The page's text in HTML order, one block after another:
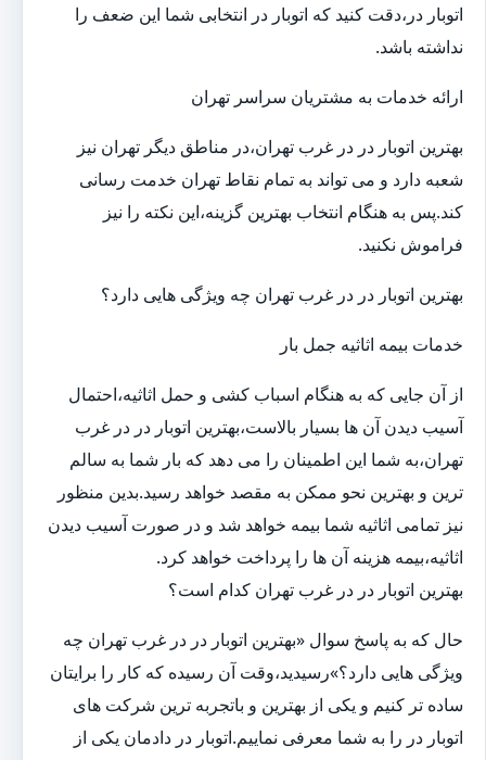
اتوبار در،دقت کنید که اتوبار در انتخابی شما این ضعف را
نداشته باشد.
ارائه خدمات به مشتریان سراسر تهران
بهترین اتوبار در در غرب تهران،در مناطق دیگر تهران نیز
شعبه دارد و می تواند به تمام نقاط تهران خدمت رسانی
کند.پس به هنگام انتخاب بهترین گزینه،این نکته را نیز
فراموش نکنید.
بهترین اتوبار در در غرب تهران چه ویژگی هایی دارد؟
خدمات بیمه اثاثیه جمل بار
از آن جایی که به هنگام اسباب کشی و حمل اثاثیه،احتمال
آسیب دیدن آن ها بسیار بالاست،بهترین اتوبار در در غرب
تهران،به شما این اطمینان را می دهد که بار شما به سالم
ترین و بهترین نحو ممکن به مقصد خواهد رسید.بدین منظور
نیز تمامی اثاثیه شما بیمه خواهد شد و در صورت آسیب دیدن
اثاثیه،بیمه هزینه آن ها را پرداخت خواهد کرد.
بهترین اتوبار در در غرب تهران کدام است؟
حال که به پاسخ سوال «بهترین اتوبار در در غرب تهران چه
ویژگی هایی دارد؟»رسیدید،وقت آن رسیده که کار را برایتان
ساده تر کنیم و یکی از بهترین و باتجربه ترین شرکت های
اتوبار در را به شما معرفی نماییم.اتوبار در دادمان یکی از